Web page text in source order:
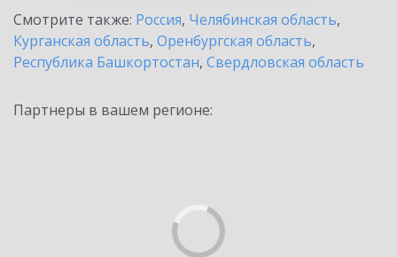
Смотрите также: Россия, Челябинская область,
Курганская область, Оренбургская область,
Республика Башкортостан, Свердловская область
Партнеры в вашем регионе: